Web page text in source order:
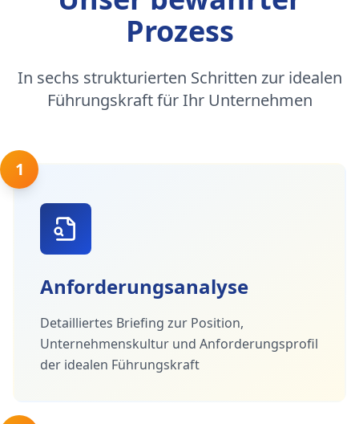
Prozess
In sechs strukturierten Schritten zur idealen
Führungskraft für Ihr Unternehmen
1
Anforderungsanalyse
Detailliertes Briefing zur Position,
Unternehmenskultur und Anforderungsprofil
der idealen Führungskraft